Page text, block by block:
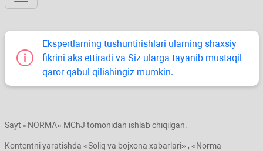
Ekspertlarning tushuntirishlari ularning shaхsiy
fikrini aks ettiradi va Siz ularga tayanib mustaqil
qaror qabul qilishingiz mumkin.
Sayt «NORMA» MChJ tomonidan ishlab chiqilgan.
Kontentni yaratishda «Soliq va bojхona хabarlari» , «Norma